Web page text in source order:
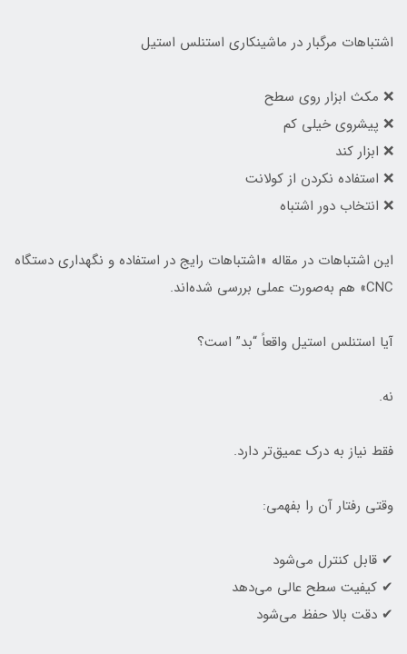
اشتباهات مرگبار در ماشینکاری استنلس استیل
❌ مکث ابزار روی سطح
❌ پیشروی خیلی کم
❌ ابزار کند
❌ استفاده نکردن از کولانت
❌ انتخاب دور اشتباه
این اشتباهات در مقاله «اشتباهات رایج در استفاده و نگهداری دستگاه
CNC» هم به‌صورت عملی بررسی شده‌اند.
آیا استنلس استیل واقعاً “بد” است؟
نه.
فقط نیاز به درک عمیق‌تر دارد.
وقتی رفتار آن را بفهمی:
✔ قابل کنترل می‌شود
✔ کیفیت سطح عالی می‌دهد
✔ دقت بالا حفظ می‌شود